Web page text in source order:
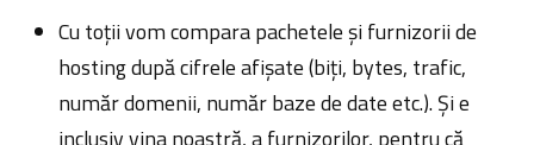
Cu toții vom compara pachetele și furnizorii de
hosting după cifrele afișate (biți, bytes, trafic,
număr domenii, număr baze de date etc.). Și e